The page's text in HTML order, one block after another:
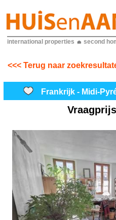
international properties second
<<< Terug naar
Frankrijk - Midi-